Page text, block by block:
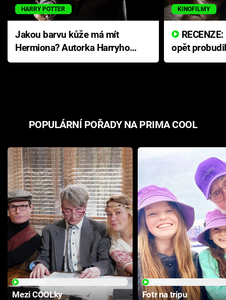
HARRY POTTER
Jakou barvu kůže má mít
Hermiona? Autorka Harryho
Pottera přišla s ráznou
KINOFILMY
opět
přichází s
POPULÁRNÍ POŘADY NA PRIMA COOL
Mezi COOLky Fotr na tripu